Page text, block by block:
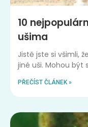
10
ušima
Jistě jste si všimli,
jiné uši. Mohou být
PŘEČÍST ČLÁNEK »